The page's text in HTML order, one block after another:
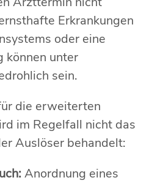
Erkrankungen
oder eine
können unter
sein.
die erweiterten
im Regelfall nicht das
Auslöser behandelt:
Anordnung eines